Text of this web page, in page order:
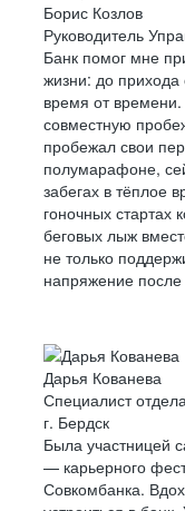
Борис Козлов
Руководитель
Банк помог мне
жизни: до
время от времени.
совместную
пробежал свои
полумарафоне,
забегах в тёплое
гоночных
беговых лыж
не только
напряжение
Дарья Кованева
Специалист
г. Бердск
Была участницей
— карьерного
Совкомбанка.